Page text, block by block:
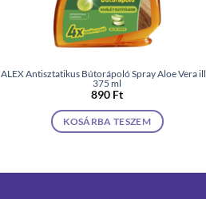
ALEX Antisztatikus Bútorápoló Spray Aloe Vera
375 ml
890 Ft
KOSÁRBA TESZEM